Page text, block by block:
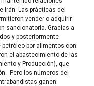
Irán. Las prácticas del
vender o adquirir
sancionatoria. Gracias a
y posteriormente
petróleo por alimentos con
el abastecimiento de las
y Producción), que
Pero los números del
ganen